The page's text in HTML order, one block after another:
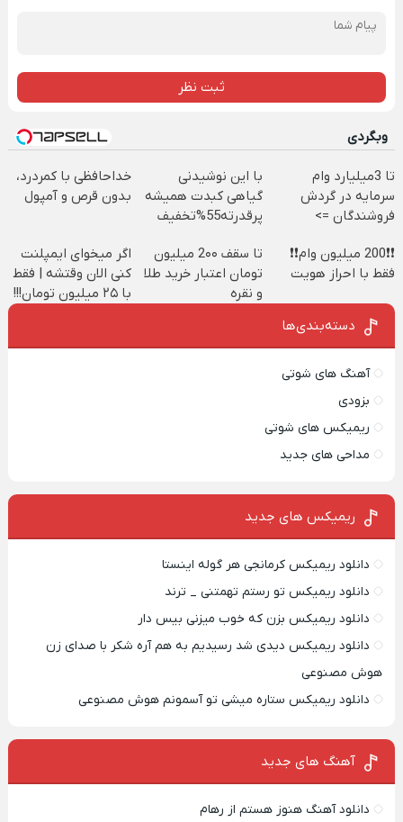
ثبت نظر
وبگردی
تا 3میلیارد وام
سرمایه در گردش
فروشندگان =>
کن
با این نوشیدنی
گیاهی کبدت همیشه
پرقدرته55%تخفیف
خداحافظی با کمردرد،
بدون قرص و آمپول
❗❗200 میلیون وام❗❗
فقط با احراز هویت
تا سقف 2۰۰ میلیون
تومان اعتبار خرید طلا
و نقره
اگر میخوای ایمپلنت
کنی الان وقتشه | فقط
با ۲۵ میلیون تومان!!!
دسته‌بندی‌ها
آهنگ های شوتی
بزودی
ریمیکس های شوتی
مداحی های جدید
ریمیکس‌ های جدید
دانلود ریمیکس کرمانجی هر گوله اینستا
دانلود ریمیکس تو رستم تهمتنی _ ترند
دانلود ریمیکس بزن که خوب میزنی بیس دار
دانلود ریمیکس دیدی شد رسیدیم به هم آره شکر با صدای زن
هوش مصنوعی
دانلود ریمیکس ستاره میشی تو آسمونم هوش مصنوعی
آهنگ های جدید
دانلود آهنگ هنوز هستم از رهام